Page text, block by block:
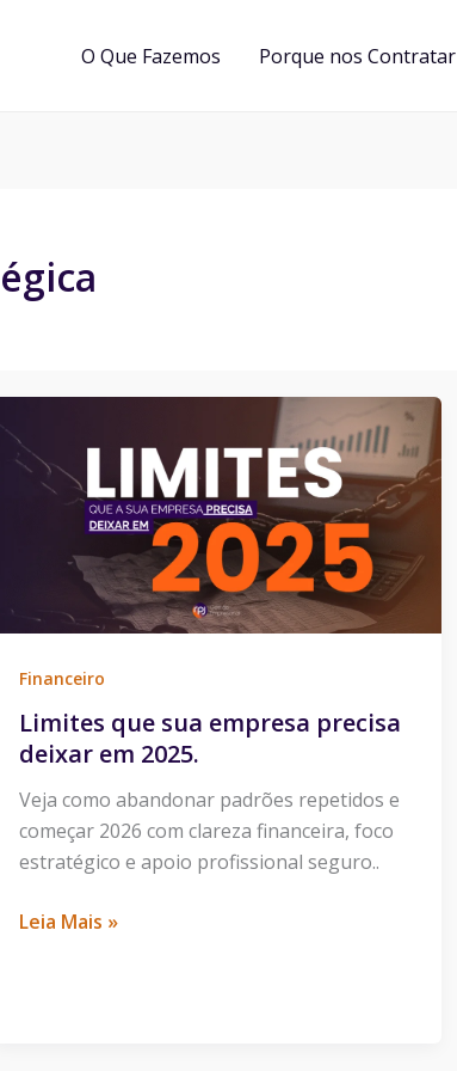
O Que Fazemos Porque nos Contratar
Financeiro
Limites que sua empresa precisa
deixar em 2025.
Veja como abandonar padrões repetidos e
começar 2026 com clareza financeira, foco
estratégico e apoio profissional seguro..
que
sua
empresa
deixar
2025.
Leia Mais »